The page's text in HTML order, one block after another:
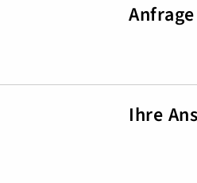
Anfrage
Ihre